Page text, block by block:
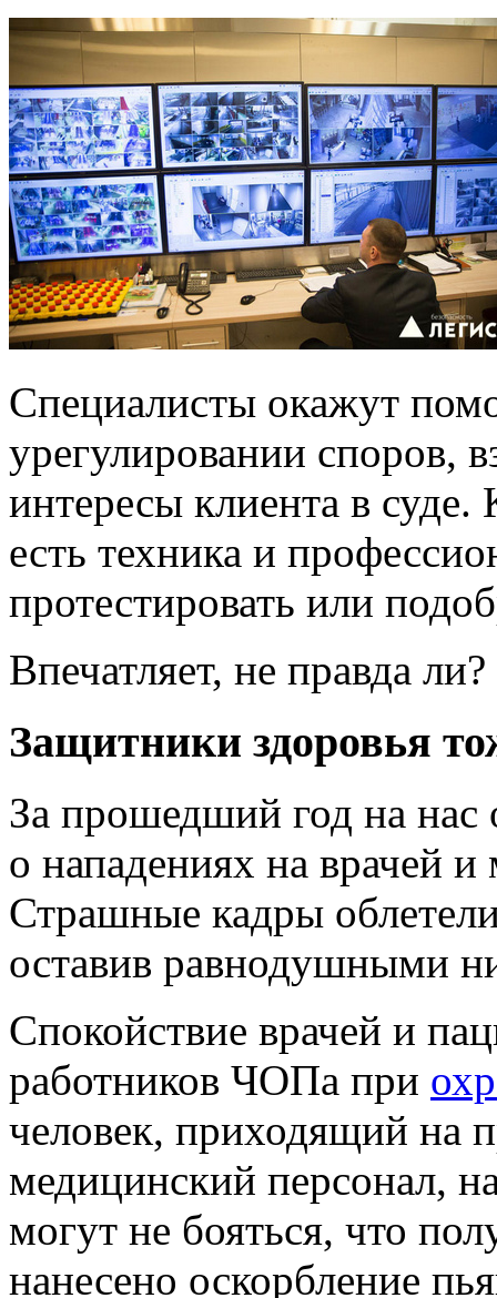
Специалисты окажут
урегулировании споров,
интересы клиента в
есть техника и
протестировать или
Впечатляет, не правда ли?
Защитники здоровья
За прошедший год на
о нападениях на врачей
Страшные кадры
оставив равнодушными
Спокойствие врачей и
работников ЧОПа при
человек, приходящий на
медицинский персонал,
могут не бояться, что
нанесено оскорбление